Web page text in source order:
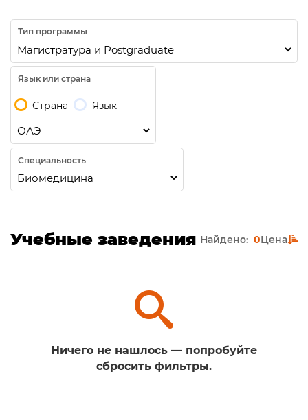
Тип программы
Язык или страна
Страна Язык
Специальность
Учебные заведения Найдено: 0Цена
Ничего не нашлось — попробуйте
сбросить фильтры.